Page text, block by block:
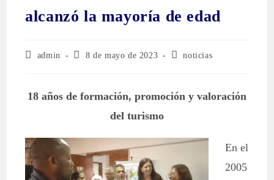
alcanzó la mayoría de edad
admin 8 de mayo de 2023 noticias
18 años de formación, promoción y valoración
del turismo
En el
2005